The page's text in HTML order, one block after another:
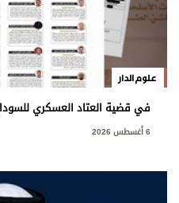
علوم الدار
في قضية العتاد العسكري
استهدف المساس بسيادة الدولة6 أغسطس 2026